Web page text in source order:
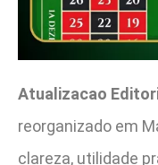
Atualizacao
reorganizado em
clareza, utilidade